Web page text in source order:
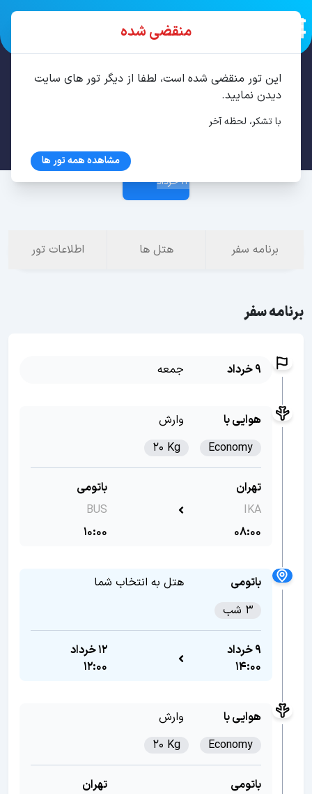
تور باتومی 3 شب خرداد
12 خرداد
برنامه سفر هتل ها اطلاعات تور
برنامه سفر
9 خرداد جمعه
هوایی با
وارش
Economy
20 Kg
تهران
IKA
08:00
باتومی
BUS
10:00
باتومی
هتل به انتخاب شما
3 شب
9 خرداد
14:00
12 خرداد
12:00
هوایی با
وارش
Economy
20 Kg
باتومی
تهران
منقضی شده
این تور منقضی شده است، لطفا از دیگر تور های سایت
دیدن نمایید.
با تشکر، لحظه آخر
مشاهده همه تور ها